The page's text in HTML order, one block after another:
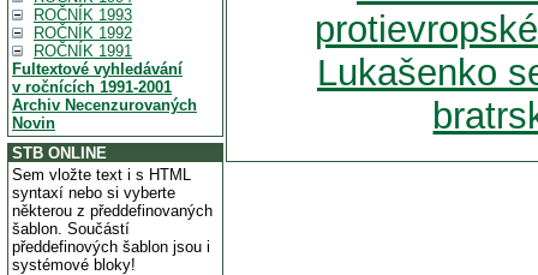
ROČNÍK 1993
ROČNÍK 1992
ROČNÍK 1991
Fultextové vyhledávání
v ročnících 1991-2001
Archiv Necenzurovaných
Novin
STB ONLINE
Sem vložte text i s HTML
syntaxí nebo si vyberte
některou z předdefinovaných
šablon. Součástí
předdefinových šablon jsou i
systémové bloky!
Lukašenko